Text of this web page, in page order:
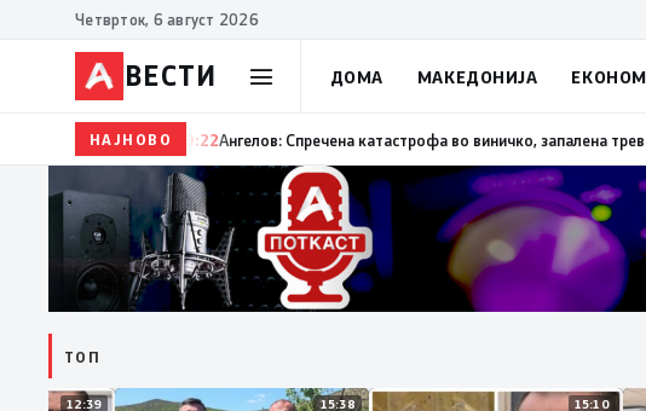
Четврток, 6 август 2026
ВЕСТИ ДОМА МАКЕДОНИЈА
НАЈНОВО
19:22Ангелов: Спречена катастрофа во виничко, запалена трева при
ТОП
12:39 15:38 15:10